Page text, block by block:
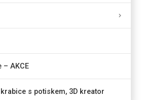
– AKCE
krabice s potiskem, 3D kreator